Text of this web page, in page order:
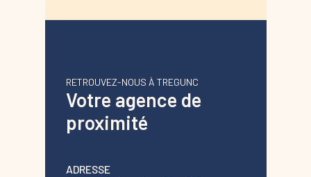
Votre agence de
proximité
RETROUVEZ-NOUS À TREGUNC
ADRESSE